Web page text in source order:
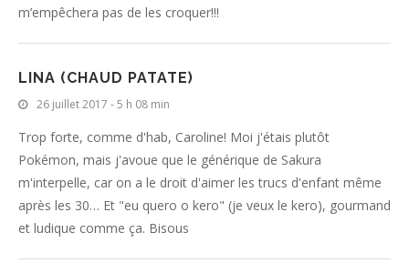
m’empêchera pas de les croquer!!!
LINA (CHAUD PATATE)
26 juillet 2017 - 5 h 08 min
Trop forte, comme d'hab, Caroline! Moi j'étais plutôt
Pokémon, mais j'avoue que le générique de Sakura
m'interpelle, car on a le droit d'aimer les trucs d'enfant même
après les 30… Et "eu quero o kero" (je veux le kero), gourmand
et ludique comme ça. Bisous